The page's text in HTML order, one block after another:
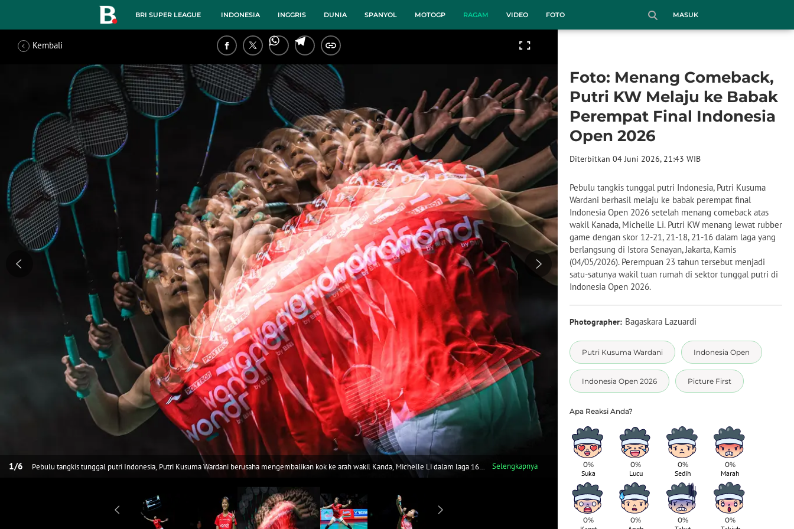
BRI SUPER LEAGUE INDONESIA INGGRIS DUNIA SPANYOL MOTOGP RAGAM VIDEO FOTO MASUK
1/6
Pebulu tangkis tunggal putri Indonesia, Putri Kusuma Wardani berusaha mengembalikan kok ke arah wakil Kanda, Michelle Li dalam laga 16
besar Indonesia Open 2026 di Istora Senayan, Jakarta, Kamis (04/06/2026). (Bola.com/Bagaskara Lazuardi)
Selengkapnya
Pebulu tangkis tunggal putri Indonesia, Putri Kusuma Wardani
besar Indonesia Open 2026 di Istora Senayan, Jakarta, Kamis
Foto: Menang Comeback,
Putri KW Melaju ke Babak
Perempat Final Indonesia
Open 2026
Diterbitkan 04 Juni 2026, 21:43 WIB
Pebulu tangkis tunggal putri Indonesia, Putri Kusuma
Wardani berhasil melaju ke babak perempat final
Indonesia Open 2026 setelah menang comeback atas
wakil Kanada, Michelle Li. Putri KW menang lewat rubber
game dengan skor 12-21, 21-18, 21-16 dalam laga yang
berlangsung di Istora Senayan, Jakarta, Kamis
(04/05/2026). Perempuan 23 tahun tersebut menjadi
satu-satunya wakil tuan rumah di sektor tunggal putri di
Indonesia Open 2026.
Photographer: Bagaskara Lazuardi
Putri Kusuma Wardani Indonesia Open
Indonesia Open 2026 Picture First
0%
Suka
0%
Lucu
0%
Sedih
0%
Marah
0%
0%
0%
0%